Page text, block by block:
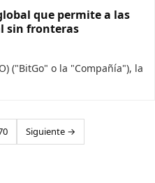
que permite a las
sin fronteras
("BitGo" o la "Compañía"), la
Siguiente →